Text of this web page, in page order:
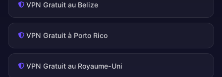
VPN Gratuit au Belize
VPN Gratuit à Porto Rico
VPN Gratuit au Royaume-Uni